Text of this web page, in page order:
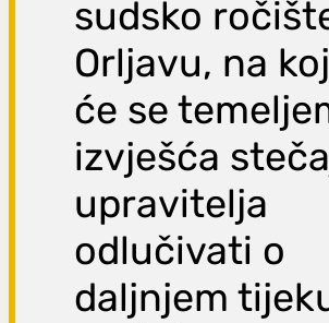
sudsko
Orljavu, na
će se
izvješća
upravitelja
odlučivati o
daljnjem